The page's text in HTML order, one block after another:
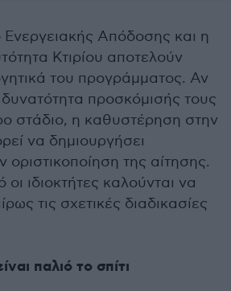
Ενεργειακής Απόδοσης και η
Κτιρίου αποτελούν
του προγράμματος. Αν
προσκόμισής τους
στάδιο, η καθυστέρηση στην
να δημιουργήσει
της αίτησης.
οι ιδιοκτήτες καλούνται να
τις σχετικές διαδικασίες
παλιό το σπίτι